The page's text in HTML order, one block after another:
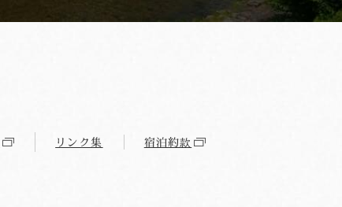
リンク集 宿泊約款